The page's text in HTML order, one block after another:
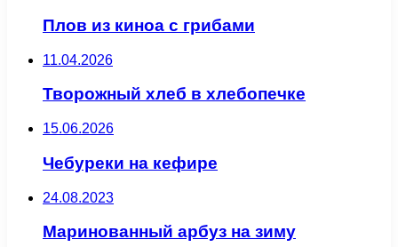
Плов из киноа с грибами
11.04.2026
Творожный хлеб в хлебопечке
15.06.2026
Чебуреки на кефире
24.08.2023
Маринованный арбуз на зиму